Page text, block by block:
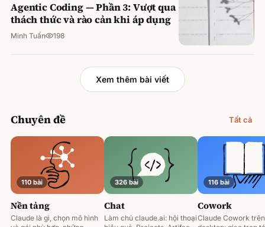
Agentic Coding — Phần 3: Vượt qua
thách thức và rào cản khi áp dụng
Minh Tuấn 198
Xem thêm bài viết
Chuyên đề Tất cả
110 bài
Nền tảng
Claude là gì, chọn mô hình
326 bài
Chat
Làm chủ claude.ai: hội thoại
116 bài
Cowork
Claude Cowork trên